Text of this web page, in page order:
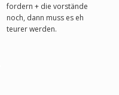
fordern + die vorstände
noch, dann muss es eh
teurer werden.